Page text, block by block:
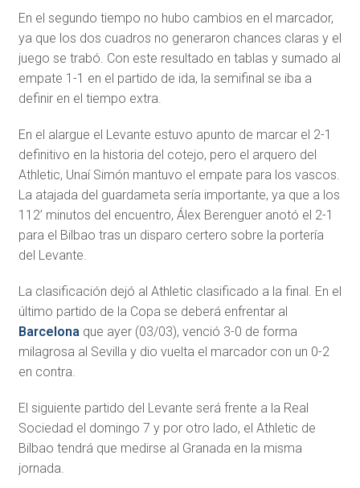
En el segundo tiempo no hubo cambios en el marcador,
ya que los dos cuadros no generaron chances claras y el
juego se trabó. Con este resultado en tablas y sumado al
empate 1-1 en el partido de ida, la semifinal se iba a
definir en el tiempo extra.
En el alargue el Levante estuvo apunto de marcar el 2-1
definitivo en la historia del cotejo, pero el arquero del
Athletic, Unaí Simón mantuvo el empate para los vascos.
La atajada del guardameta sería importante, ya que a los
112’ minutos del encuentro, Álex Berenguer anotó el 2-1
para el Bilbao tras un disparo certero sobre la portería
del Levante.
La clasificación dejó al Athletic clasificado a la final. En el
último partido de la Copa se deberá enfrentar al
Barcelonaque ayer (03/03), venció 3-0 de forma
milagrosa al Sevilla y dio vuelta el marcador con un 0-2
en contra.
El siguiente partido del Levante será frente a la Real
Sociedad el domingo 7 y por otro lado, el Athletic de
Bilbao tendrá que medirse al Granada en la misma
jornada.